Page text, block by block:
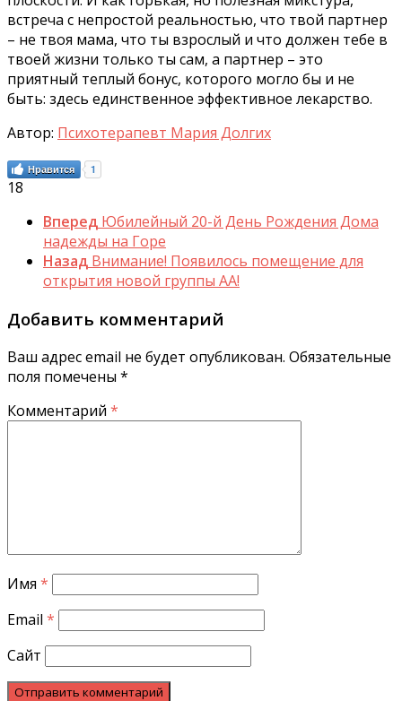
встреча с непростой реальностью, что твой партнер
– не твоя мама, что ты взрослый и что должен тебе в
твоей жизни только ты сам, а партнер – это
приятный теплый бонус, которого могло бы и не
быть: здесь единственное эффективное лекарство.
Автор: Психотерапевт Мария Долгих
Нравится 1
18
Вперед Юбилейный 20-й День Рождения Дома
надежды на Горе
Назад Внимание! Появилось помещение для
открытия новой группы АА!
Добавить комментарий
Ваш адрес email не будет опубликован. Обязательные
поля помечены *
Комментарий *
Имя *
Email *
Сайт